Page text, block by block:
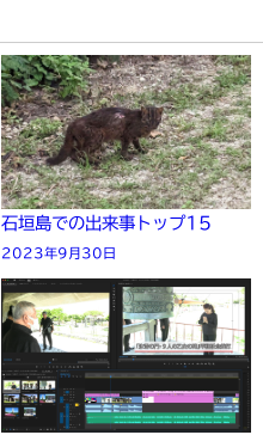
石垣島での出来事トップ15
2023年9月30日